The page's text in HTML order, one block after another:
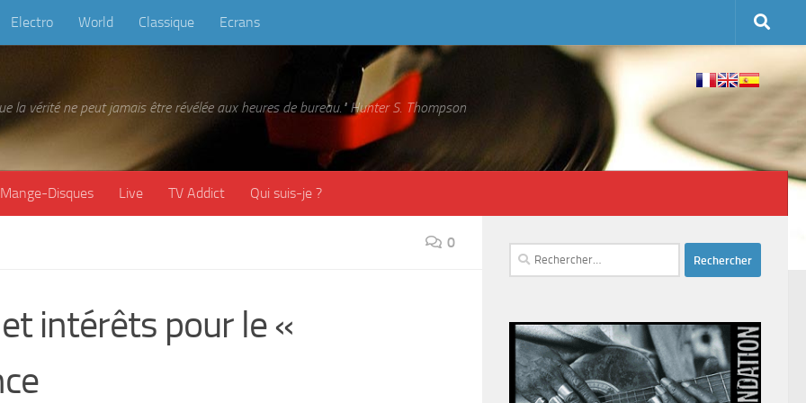
Electro World Classique Ecrans
la vérité ne peut jamais être révélée aux heures de bureau." Hunter S. Thompson
Mange-Disques Live TV Addict Qui suis-je ?
0
intérêts pour le «
Rechercher :